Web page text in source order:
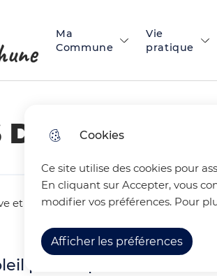
Cookies
Ce site utilise des cookies pour
En cliquant sur Accepter, vous
modifier vos préférences. Pour
Afficher les préférences
Aller au contenu principal
a
a
t
i
o
n
Ma
Commune
Vie
pratique
COEUR
et Commerces Les Festivités en
pour le parcours du